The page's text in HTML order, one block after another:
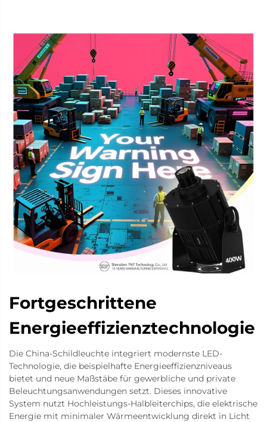
Fortgeschrittene
Energieeffizienztechnologie
Die China-Schildleuchte integriert modernste LED-
Technologie, die beispielhafte Energieeffizienzniveaus
bietet und neue Maßstäbe für gewerbliche und private
Beleuchtungsanwendungen setzt. Dieses innovative
System nutzt Hochleistungs-Halbleiterchips, die elektrische
Energie mit minimaler Wärmeentwicklung direkt in Licht